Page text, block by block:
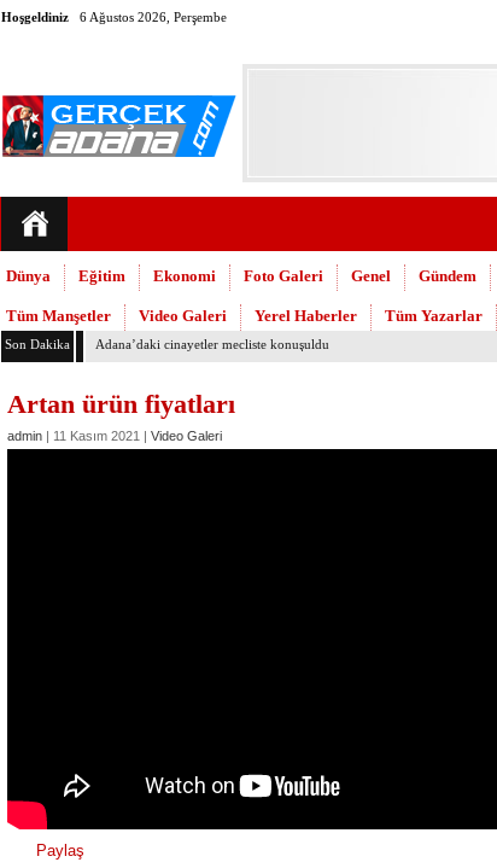
Hoşgeldiniz 6 Ağustos 2026, Perşembe
Dünya Eğitim Ekonomi Foto Galeri Genel Gündem
Tüm Manşetler Video Galeri Yerel Haberler Tüm Yazarlar
Son Dakika Adana’daki cinayetler mecliste konuşuldu
Artan ürün fiyatları
admin | 11 Kasım 2021 | Video Galeri
Paylaş